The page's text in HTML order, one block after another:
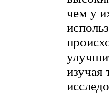
чем у
изучая